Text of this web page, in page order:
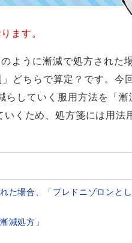
ます。
ように漸減で処方された
どちらで算定？です。今
していく服用方法を「
くため、処方箋には用法
た場合、「プレドニゾロンと
減処方」